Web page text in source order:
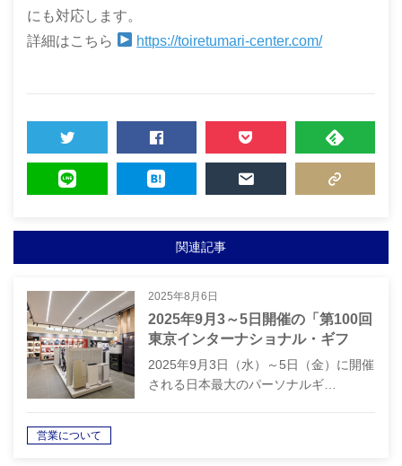
にも対応します。
詳細はこちら
https://toiretumari-center.com/
TWEET SHARE POCKET FEEDLY
関連記事
2025年8月6日
2025年9月3～5日開催の「第100回
東京インターナショナル・ギフ
ト・ショー秋2025」へと出展いた
します。（ブース番号 東6-T25-
2025年9月3日（水）～5日（金）に開催
される日本最大のパーソナルギ…
営業について